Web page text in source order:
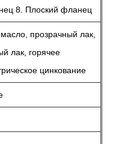
8. Плоский фланец
прозрачный лак,
лак, горячее
цинкование